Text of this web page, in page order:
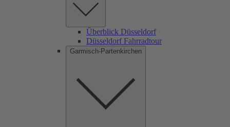
Überblick Düsseldorf
Düsseldorf Fahrradtour
Garmisch-Partenkirchen